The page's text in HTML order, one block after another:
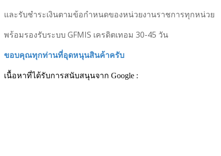
และรับชำระเงินตามข้อกำหนดของหน่วยงานราชการทุกหน่วย
พร้อมรองรับระบบ GFMIS เครดิตเทอม 30-45 วัน
ขอบคุณทุกท่านที่อุดหนุนสินค้าครับ
เนื้อหาที่ได้รับการสนับสนุนจาก Google :